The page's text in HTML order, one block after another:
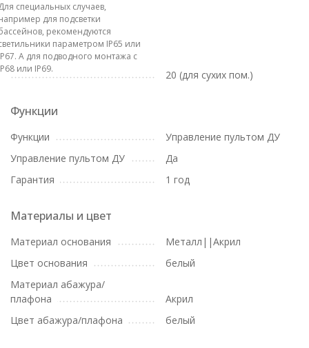
специальных случаев,
для подсветки
рекомендуются
параметром IP65 или
А для подводного монтажа с
или IP69.
20 (для сухих пом.)
Функции
Функции
Управление пультом ДУ
Управление пультом ДУ
Да
Гарантия
1 год
Материалы и цвет
Материал основания
Металл||Акрил
Цвет основания
белый
Материал абажура/
плафона
Акрил
Цвет абажура/плафона
белый